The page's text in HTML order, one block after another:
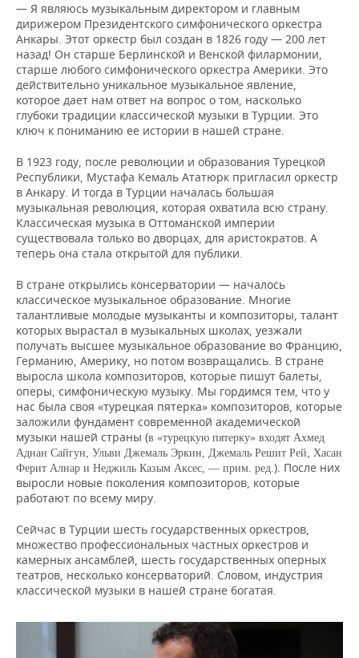
— Я являюсь музыкальным директором и главным
дирижером Президентского симфонического оркестра
Анкары. Этот оркестр был создан в 1826 году — 200 лет
назад! Он старше Берлинской и Венской филармонии,
старше любого симфонического оркестра Америки. Это
действительно уникальное музыкальное явление,
которое дает нам ответ на вопрос о том, насколько
глубоки традиции классической музыки в Турции. Это
ключ к пониманию ее истории в нашей стране.
В 1923 году, после революции и образования Турецкой
Республики, Мустафа Кемаль Ататюрк пригласил оркестр
в Анкару. И тогда в Турции началась большая
музыкальная революция, которая охватила всю страну.
Классическая музыка в Оттоманской империи
существовала только во дворцах, для аристократов. А
теперь она стала открытой для публики.
В стране открылись консерватории — началось
классическое музыкальное образование. Многие
талантливые молодые музыканты и композиторы, талант
которых вырастал в музыкальных школах, уезжали
получать высшее музыкальное образование во Францию,
Германию, Америку, но потом возвращались. В стране
выросла школа композиторов, которые пишут балеты,
оперы, симфоническую музыку. Мы гордимся тем, что у
нас была своя «турецкая пятерка» композиторов, которые
заложили фундамент современной академической
музыки нашей страны (в «турецкую пятерку» входят Ахмед
Аднан Сайгун, Ульви Джемаль Эркин, Джемаль Решит Рей, Хасан
Ферит Алнар и Неджиль Казым Аксес, — прим. ред.). После них
выросли новые поколения композиторов, которые
работают по всему миру.
Сейчас в Турции шесть государственных оркестров,
множество профессиональных частных оркестров и
камерных ансамблей, шесть государственных оперных
театров, несколько консерваторий. Словом, индустрия
классической музыки в нашей стране богатая.